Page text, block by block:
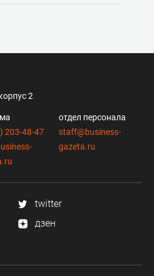
2
203-48-47
отдел персонала
staff@business-
gazeta.ru
twitter
дзен